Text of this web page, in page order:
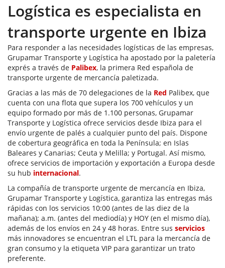
Logística es especialista en
transporte urgente en Ibiza
Para responder a las necesidades logísticas de las empresas,
Grupamar Transporte y Logística ha apostado por la paletería
exprés a través de Palibex, la primera Red española de
transporte urgente de mercancía paletizada.
Gracias a las más de 70 delegaciones de la Red Palibex, que
cuenta con una flota que supera los 700 vehículos y un
equipo formado por más de 1.100 personas, Grupamar
Transporte y Logística ofrece servicios desde Ibiza para el
envío urgente de palés a cualquier punto del país. Dispone
de cobertura geográfica en toda la Península; en Islas
Baleares y Canarias; Ceuta y Melilla; y Portugal. Así mismo,
ofrece servicios de importación y exportación a Europa desde
su hub internacional.
La compañía de transporte urgente de mercancía en Ibiza,
Grupamar Transporte y Logística, garantiza las entregas más
rápidas con los servicios 10:00 (antes de las diez de la
mañana); a.m. (antes del mediodía) y HOY (en el mismo día),
además de los envíos en 24 y 48 horas. Entre sus servicios
más innovadores se encuentran el LTL para la mercancía de
gran consumo y la etiqueta VIP para garantizar un trato
preferente.